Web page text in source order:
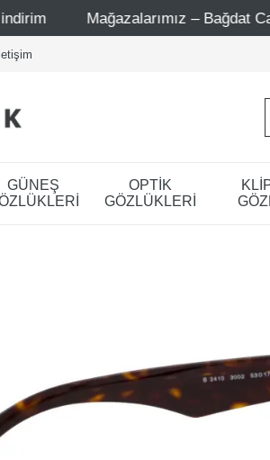
– Bağdat Caddesi 1 - Bağdat
GÜNEŞ
OPTİK
GÖZLÜKLERİ